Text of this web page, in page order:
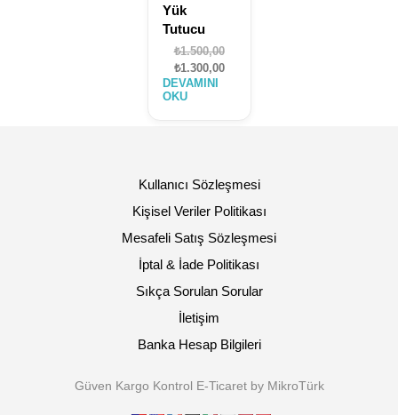
Yük
Tutucu
₺1.500,00Orijinal
fiyat:
₺1.300,00Şu
DEVAMINI
OKU
Kullanıcı Sözleşmesi
Kişisel Veriler Politikası
Mesafeli Satış Sözleşmesi
İptal & İade Politikası
Sıkça Sorulan Sorular
İletişim
Banka Hesap Bilgileri
Güven Kargo Kontrol E-Ticaret by MikroTürk